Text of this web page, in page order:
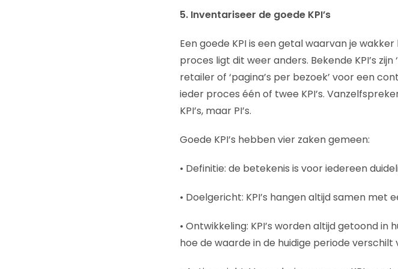
5. Inventariseer de goede KPI’s
Een goede KPI is een getal waarvan je
proces ligt dit weer anders. Bekende KPI’s
retailer of ‘pagina’s per bezoek’ voor een
ieder proces één of twee KPI’s.
KPI’s, maar PI’s.
Goede KPI’s hebben vier zaken gemeen:
• Definitie: de betekenis is voor iedereen
• Doelgericht: KPI’s hangen altijd samen met
• Ontwikkeling: KPI’s worden altijd getoond
hoe de waarde in de huidige periode verschilt